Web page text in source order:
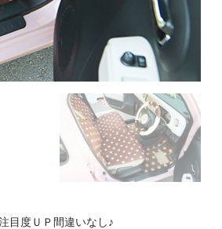
目度ＵＰ間違いなし♪